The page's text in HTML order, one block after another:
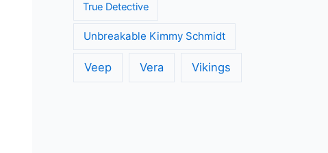
True Detective
Unbreakable Kimmy Schmidt
Veep Vera Vikings